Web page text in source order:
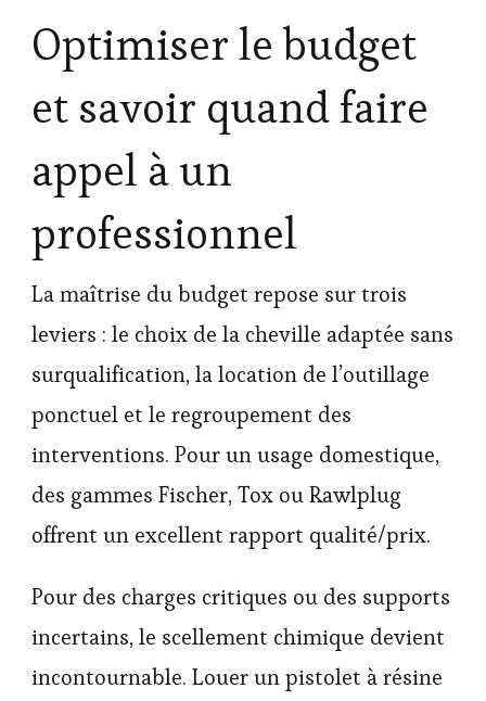
Optimiser le budget
et savoir quand faire
appel à un
professionnel
La maîtrise du budget repose sur trois
leviers : le choix de la cheville adaptée sans
surqualification, la location de l’outillage
ponctuel et le regroupement des
interventions. Pour un usage domestique,
des gammes Fischer, Tox ou Rawlplug
offrent un excellent rapport qualité/prix.
Pour des charges critiques ou des supports
incertains, le scellement chimique devient
incontournable. Louer un pistolet à résine